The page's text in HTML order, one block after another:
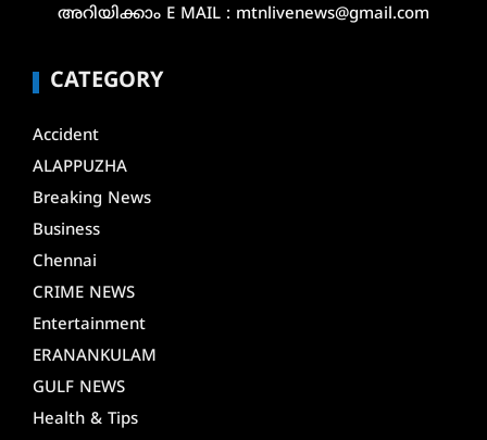
അറിയിക്കാം E MAIL : mtnlivenews@gmail.com
CATEGORY
Accident
ALAPPUZHA
Breaking News
Business
Chennai
CRIME NEWS
Entertainment
ERANANKULAM
GULF NEWS
Health & Tips